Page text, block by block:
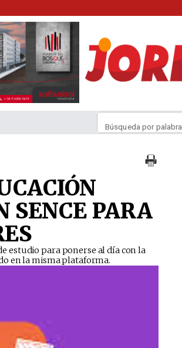
Búsqueda por palabra
SENCE PARA
estudio para ponerse al día con la
en la misma plataforma.